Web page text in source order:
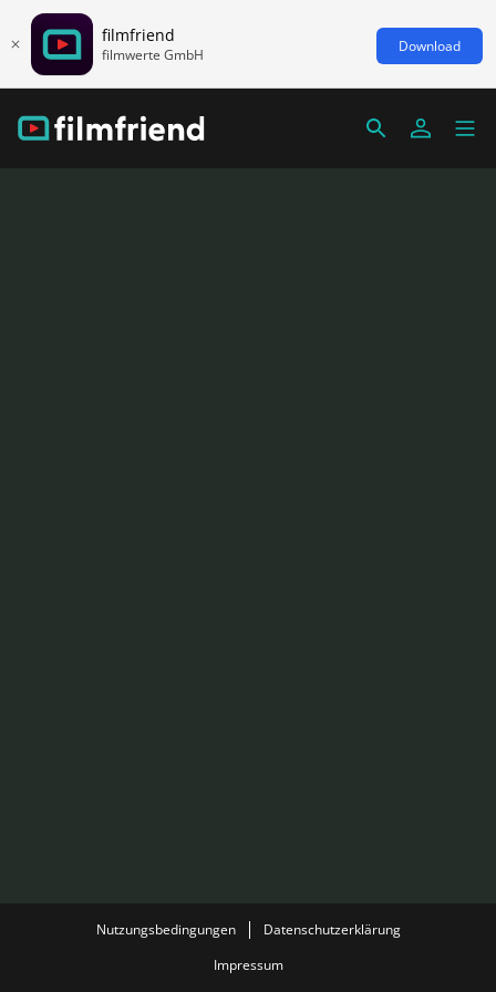
filmfriend
filmwerte GmbH Download
Nutzungsbedingungen
Datenschutzerklärung
Impressum